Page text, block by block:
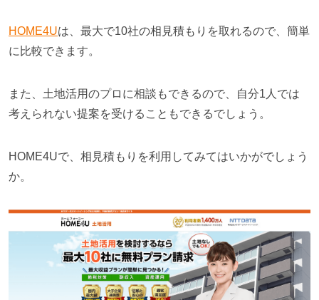
HOME4Uは、最大で10社の相見積もりを取れるので、簡単
に比較できます。
また、土地活用のプロに相談もできるので、自分1人では
考えられない提案を受けることもできるでしょう。
HOME4Uで、相見積もりを利用してみてはいかがでしょう
か。